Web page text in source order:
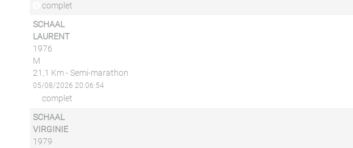
complet
SCHAAL
LAURENT
1976
M
21,1 Km - Semi-marathon
05/08/2026 20:06:54
complet
SCHAAL
VIRGINIE
1979